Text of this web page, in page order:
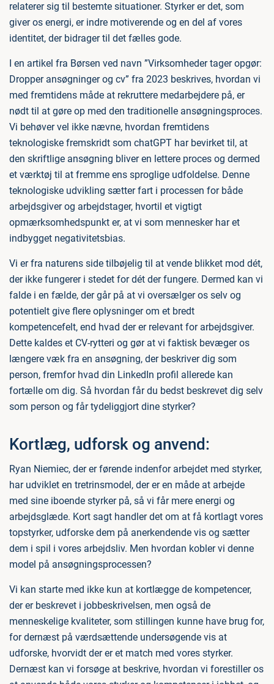
relaterer sig til bestemte situationer. Styrker er det, som
giver os energi, er indre motiverende og en del af vores
identitet, der bidrager til det fælles gode.
I en artikel fra Børsen ved navn ”Virksomheder tager opgør:
Dropper ansøgninger og cv” fra 2023 beskrives, hvordan vi
med fremtidens måde at rekruttere medarbejdere på, er
nødt til at gøre op med den traditionelle ansøgningsproces.
Vi behøver vel ikke nævne, hvordan fremtidens
teknologiske fremskridt som chatGPT har bevirket til, at
den skriftlige ansøgning bliver en lettere proces og dermed
et værktøj til at fremme ens sproglige udfoldelse. Denne
teknologiske udvikling sætter fart i processen for både
arbejdsgiver og arbejdstager, hvortil et vigtigt
opmærksomhedspunkt er, at vi som mennesker har et
indbygget negativitetsbias.
Vi er fra naturens side tilbøjelig til at vende blikket mod dét,
der ikke fungerer i stedet for dét der fungere. Dermed kan vi
falde i en fælde, der går på at vi oversælger os selv og
potentielt give flere oplysninger om et bredt
kompetencefelt, end hvad der er relevant for arbejdsgiver.
Dette kaldes et CV-rytteri og gør at vi faktisk bevæger os
længere væk fra en ansøgning, der beskriver dig som
person, fremfor hvad din LinkedIn profil allerede kan
fortælle om dig. Så hvordan får du bedst beskrevet dig selv
som person og får tydeliggjort dine styrker?
Kortlæg, udforsk og anvend:
Ryan Niemiec, der er førende indenfor arbejdet med styrker,
har udviklet en tretrinsmodel, der er en måde at arbejde
med sine iboende styrker på, så vi får mere energi og
arbejdsglæde. Kort sagt handler det om at få kortlagt vores
topstyrker, udforske dem på anerkendende vis og sætter
dem i spil i vores arbejdsliv. Men hvordan kobler vi denne
model på ansøgningsprocessen?
Vi kan starte med ikke kun at kortlægge de kompetencer,
der er beskrevet i jobbeskrivelsen, men også de
menneskelige kvaliteter, som stillingen kunne have brug for,
for dernæst på værdsættende undersøgende vis at
udforske, hvorvidt der er et match med vores styrker.
Dernæst kan vi forsøge at beskrive, hvordan vi forestiller os